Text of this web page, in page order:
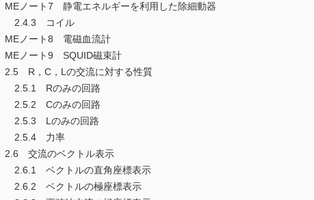
MEノート7 静電エネルギーを利用した除細動器
2.4.3 コイル
MEノート8 電磁血流計
MEノート9 SQUID磁束計
2.5 R，C，Lの交流に対する性質
2.5.1 Rのみの回路
2.5.2 Cのみの回路
2.5.3 Lのみの回路
2.5.4 力率
2.6 交流のベクトル表示
2.6.1 ベクトルの直角座標表示
2.6.2 ベクトルの極座標表示